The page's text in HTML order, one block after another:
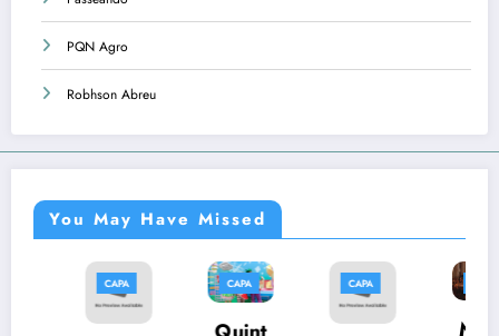
PQN Agro
Robhson Abreu
You May Have Missed
CAPA CAPA CAPA
Músi